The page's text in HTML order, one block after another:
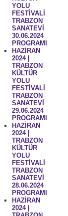
YOLU
FESTİVALİ
TRABZON
SANATEVİ
30.06.2024
PROGRAMI
HAZİRAN
2024 |
TRABZON
KÜLTÜR
YOLU
FESTİVALİ
TRABZON
SANATEVİ
29.06.2024
PROGRAMI
HAZİRAN
2024 |
TRABZON
KÜLTÜR
YOLU
FESTİVALİ
TRABZON
SANATEVİ
28.06.2024
PROGRAMI
HAZİRAN
2024 |